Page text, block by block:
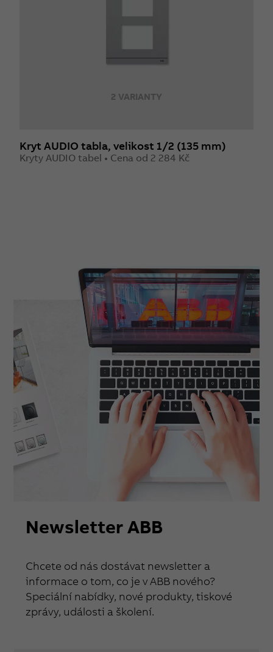
2 VARIANTY
Kryt AUDIO tabla, velikost 1/2 (135 mm)
Kryty AUDIO tabel • Cena od 2 284 Kč
Newsletter ABB
Chcete od nás dostávat newsletter a
informace o tom, co je v ABB nového?
Speciální nabídky, nové produkty, tiskové
zprávy, události a školení.